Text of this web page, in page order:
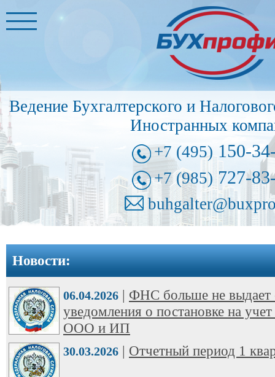
Главная
Иностранные
представительства
➩
Регистрация
➩
Внесение
изменений
в
ООО
➩
Юридические
адреса
Вступление
Ведение Бухгалтерского и
Иностранных
+7 (495) 150-
+7 (985)727-
Новости:
06.04.2026 | ФНС больше не выдает
уведомления о постановке на
ООО и ИП
30.03.2026 | Отчетный период 1